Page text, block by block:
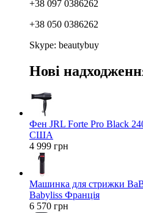
+38 097 0386262
+38 050 0386262
Skype: beautybuy
Нові
Фен JRL Forte Pro Black
США
4 999 грн
Машинка для стрижки
Babyliss Франція
6 570 грн